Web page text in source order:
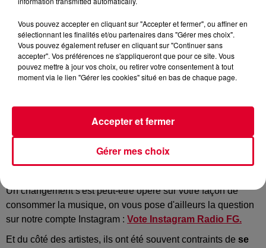
Cette semaine la rédaction de Radio FG fait un focus sur
les conséquences de la pandémie sur la musiqueque
Un changement s'est peut-être opéré sur votre façon de
consommer la musique, on vous pose d'ailleurs la question
sur notre compte Instagram : Vote Instagram Radio FG.
Et du côté des artistes, ils ont été souvent contraints de se
Vous pouvez accepter en cliquant sur "Accepter et fermer", ou affiner en
sélectionnant les finalités et/ou partenaires dans "Gérer mes choix".
Vous pouvez également refuser en cliquant sur "Continuer sans
accepter". Vos préférences ne s'appliqueront que pour ce site. Vous
pouvez mettre à jour vos choix, ou retirer votre consentement à tout
moment via le lien "Gérer les cookies" situé en bas de chaque page.
Gérer mes choix
Accepter et fermer